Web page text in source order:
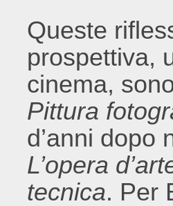
Queste
prospettiva,
cinema,
Pittura
d’anni dopo
L’opera
tecnica. Per